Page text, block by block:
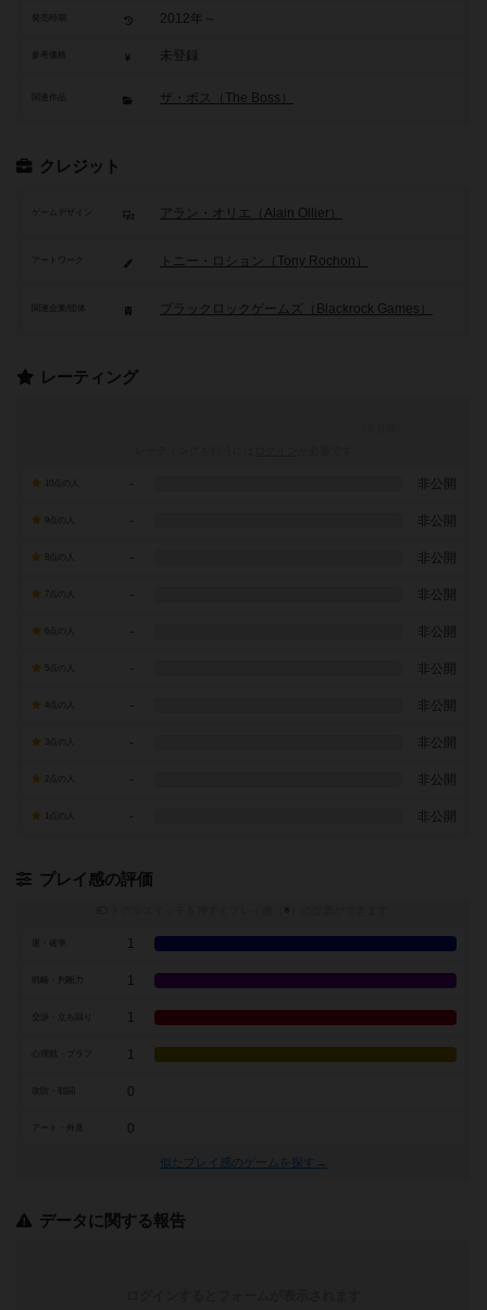
2012年～
参考価格 未登録
関連作品 ザ・ボス（The Boss）
クレジット
ゲームデザイン アラン・オリエ（Alain Ollier）
アートワーク トニー・ロション（Tony Rochon）
ブラックロックゲームズ（Blackrock Games）
レーティング
- 非公開
- 非公開
- 非公開
7点の人 - 非公開
- 非公開
- 非公開
- 非公開
- 非公開
- 非公開
- 非公開
プレイ感の評価
※
1
戦略・判断力 1
1
1
0
アート・外見 0
似たプレイ感のゲームを探す→
データに関する報告